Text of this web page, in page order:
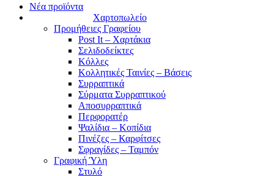
Νέα προϊόντα
Χαρτοπωλείο
Προμήθειες Γραφείου
Post It – Χαρτάκια
Σελιδοδείκτες
Κόλλες
Κολλητικές Ταινίες – Βάσεις
Συρραπτικά
Σύρματα Συρραπτικού
Αποσυρραπτικά
Περφορατέρ
Ψαλίδια – Κοπίδια
Πινέζες – Καρφίτσες
Σφραγίδες – Ταμπόν
Γραφική Ύλη
Στυλό